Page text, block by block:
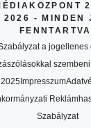
2026 - MINDEN
a jogellenes
Impresszum
Szabályzat